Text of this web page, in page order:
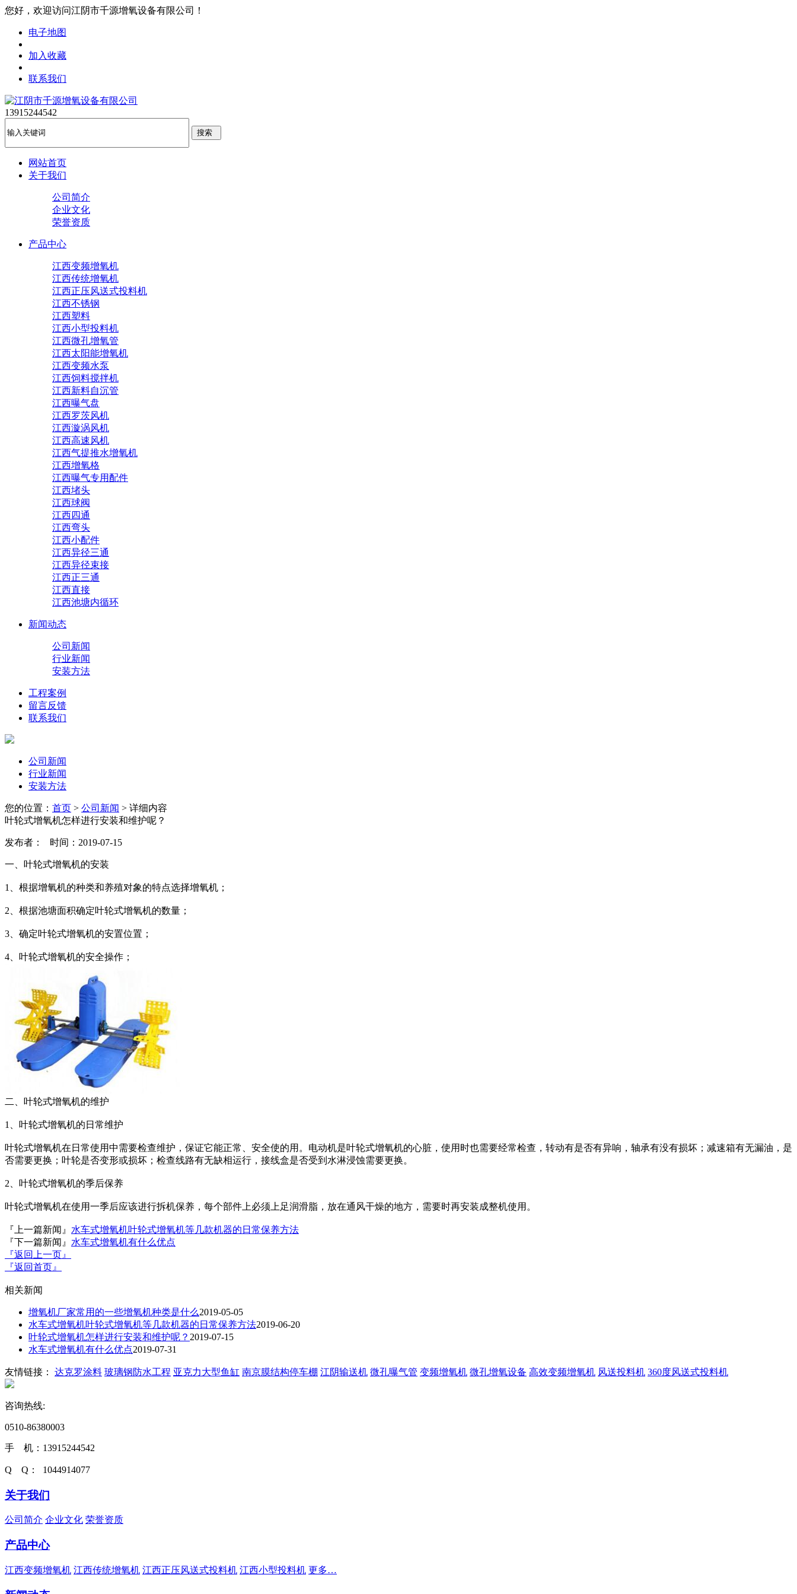
您好，欢迎访问江阴市千源增氧设备有限公司！
电子地图
加入收藏
联系我们
13915244542
网站首页
关于我们
公司简介
企业文化
荣誉资质
产品中心
江西变频增氧机
江西传统增氧机
江西正压风送式投料机
江西不锈钢
江西塑料
江西小型投料机
江西微孔增氧管
江西太阳能增氧机
江西变频水泵
江西饲料搅拌机
江西新料自沉管
江西曝气盘
江西罗茨风机
江西漩涡风机
江西高速风机
江西气提推水增氧机
江西增氧格
江西曝气专用配件
江西堵头
江西球阀
江西四通
江西弯头
江西小配件
江西异径三通
江西异径束接
江西正三通
江西直接
江西池塘内循环
新闻动态
公司新闻
行业新闻
安装方法
工程案例
留言反馈
联系我们
公司新闻
行业新闻
安装方法
您的位置： 首页 > 公司新闻 > 详细内容
叶轮式增氧机怎样进行安装和维护呢？
发布者： 时间：2019-07-15
一、叶轮式增氧机的安装
1、根据增氧机的种类和养殖对象的特点选择增氧机；
2、根据池塘面积确定叶轮式增氧机的数量；
3、确定叶轮式增氧机的安置位置；
4、叶轮式增氧机的安全操作；
二、叶轮式增氧机的维护
1、叶轮式增氧机的日常维护
叶轮式增氧机在日常使用中需要检查维护，保证它能正常、安全使的用。电动机是叶轮式增氧机的心脏，使用时也需要经常检查，转动有是否有异响，轴承有没有损坏；减速箱有无漏油，是
否需要更换；叶轮是否变形或损坏；检查线路有无缺相运行，接线盒是否受到水淋浸蚀需要更换。
2、叶轮式增氧机的季后保养
叶轮式增氧机在使用一季后应该进行拆机保养，每个部件上必须上足润滑脂，放在通风干燥的地方，需要时再安装成整机使用。
『上一篇新闻』 水车式增氧机叶轮式增氧机等几款机器的日常保养方法
『下一篇新闻』 水车式增氧机有什么优点
『返回上一页』
『返回首页』
相关新闻
增氧机厂家常用的一些增氧机种类是什么2019-05-05
水车式增氧机叶轮式增氧机等几款机器的日常保养方法2019-06-20
叶轮式增氧机怎样进行安装和维护呢？ 2019-07-15
水车式增氧机有什么优点2019-07-31
友情链接： 达克罗涂料 玻璃钢防水工程 亚克力大型鱼缸 南京膜结构停车棚 江阴输送机 微孔曝气管 变频增氧机 微孔增氧设备 高效变频增氧机 风送投料机 360度风送式投料机
咨询热线:
0510-86380003
手 机：13915244542
Q Q： 1044914077
关于我们
公司简介 企业文化 荣誉资质
产品中心
江西变频增氧机 江西传统增氧机 江西正压风送式投料机 江西小型投料机 更多…